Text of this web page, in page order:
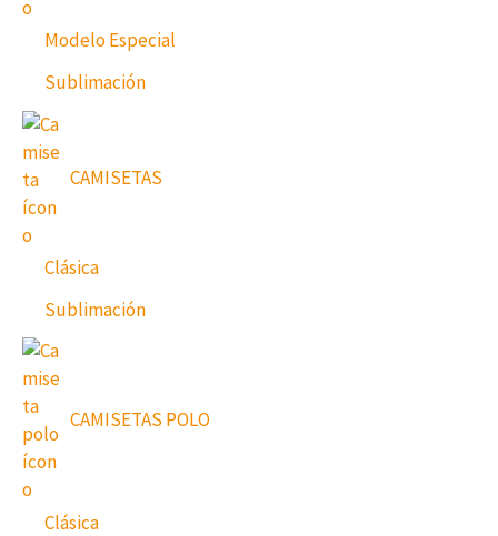
Modelo Especial
Sublimación
CAMISETAS
Clásica
Sublimación
CAMISETAS POLO
Clásica